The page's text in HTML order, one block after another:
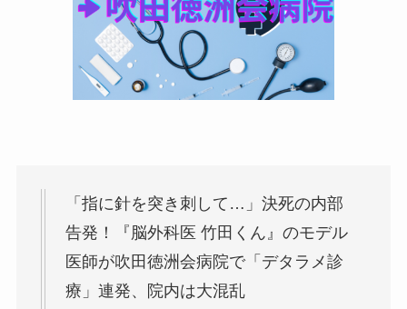
「指に針を突き刺して…」決死の内部
告発！『脳外科医 竹田くん』のモデル
医師が吹田徳洲会病院で「デタラメ診
療」連発、院内は大混乱